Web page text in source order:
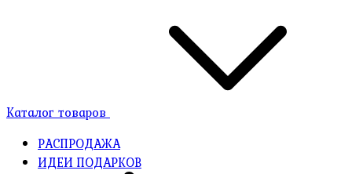
Каталог товаров
РАСПРОДАЖА
ИДЕИ ПОДАРКОВ